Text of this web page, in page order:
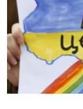
ПРОПАВШИЕ БЕЗ
ПОБЕДИТЕЛЕЙ
УКРАИНСКАЯ